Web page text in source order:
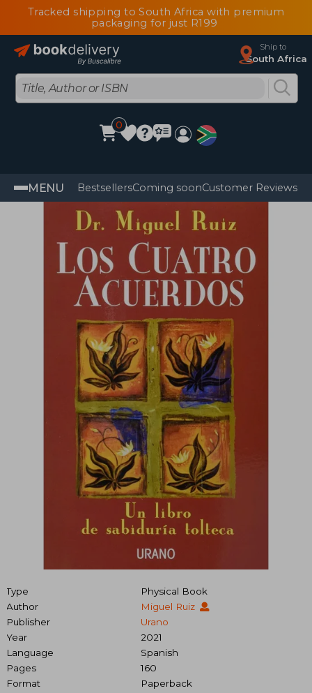
Tracked shipping to South Africa with premium
packaging for just R199
Ship to
South Africa
0
MENU BestsellersComing soonCustomer Reviews
Type
Physical Book
Author
Miguel Ruiz
Publisher
Urano
Year
2021
Language
Spanish
Pages
160
Format
Paperback